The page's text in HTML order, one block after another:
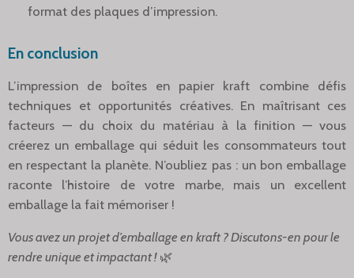
format des plaques d’impression.
En conclusion
L’impression de boîtes en papier kraft combine défis
techniques et opportunités créatives. En maîtrisant ces
facteurs — du choix du matériau à la finition — vous
créerez un emballage qui séduit les consommateurs tout
en respectant la planète. N’oubliez pas : un bon emballage
raconte l’histoire de votre marbe, mais un excellent
emballage la fait mémoriser !
Vous avez un projet d’emballage en kraft ? Discutons-en pour le
rendre unique et impactant ! 🌿